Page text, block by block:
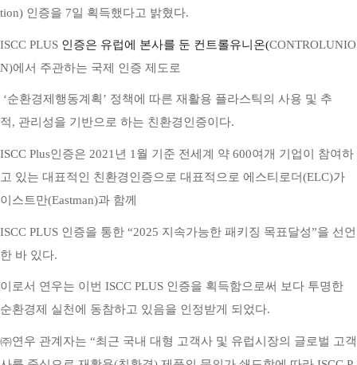
tion) 인증을 7일 획득했다고 밝혔다.
ISCC PLUS 인증은 유럽에 본사를 둔 컨트롤유니온(CONTROLUNIO
N)에서 주관하는 국제 인증 제도 로
‘순환경제행동계획’ 정책에 따른 재활용 플라스틱의 사용 및 추
적, 관리성을 기반으로 하는 친환경인증이다.
ISCC Plus인증은 2021 년 1 월 기준 전세계 약 600여개 기업이 참여하
고 있는 대표적인 친환경인증으로 대표적으로 에스티로더(ELC)가
이스트만(Eastman)과 함께
ISCC PLUS 인증을 통한 “2025 지속가능한 패키징 목표달성”을 선언
한 바 있다.
이로서 연우는 이번 ISCC PLUS 인증을 획득함으로써 보다 투명한
순환경제 실천에 동참하고 있음을 인정받게 되었다.
㈜연우 관계자는 “최근 국내 대형 고객사 및 유럽시장의 글로벌 고객